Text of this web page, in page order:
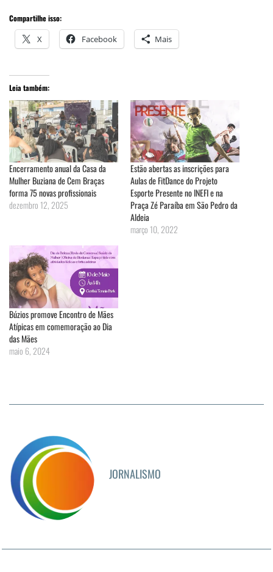
Compartilhe isso:
X Facebook Mais
Leia também:
Encerramento anual da Casa da
Mulher Buziana de Cem Braças
forma 75 novas profissionais
dezembro 12, 2025
Estão abertas as inscrições para
Aulas de FitDance do Projeto
Esporte Presente no INEFI e na
Praça Zé Paraíba em São Pedro da
Aldeia
março 10, 2022
Búzios promove Encontro de Mães
Atípicas em comemoração ao Dia
das Mães
maio 6, 2024
JORNALISMO